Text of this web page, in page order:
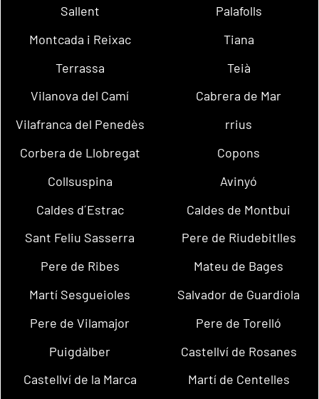
Sallent
Palafolls
Montcada i Reixac
Tiana
Terrassa
Teià
Vilanova del Camí
Cabrera de Mar
Vilafranca del Penedès
rrius
Corbera de Llobregat
Copons
Collsuspina
Avinyó
Caldes d´Estrac
Caldes de Montbui
Sant Feliu Sasserra
Pere de Riudebitlles
Pere de Ribes
Mateu de Bages
Martí Sesgueioles
Salvador de Guardiola
Pere de Vilamajor
Pere de Torelló
Puigdàlber
Castellví de Rosanes
Castellví de la Marca
Martí de Centelles